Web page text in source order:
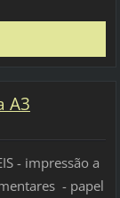
A3
- impressão a
- papel